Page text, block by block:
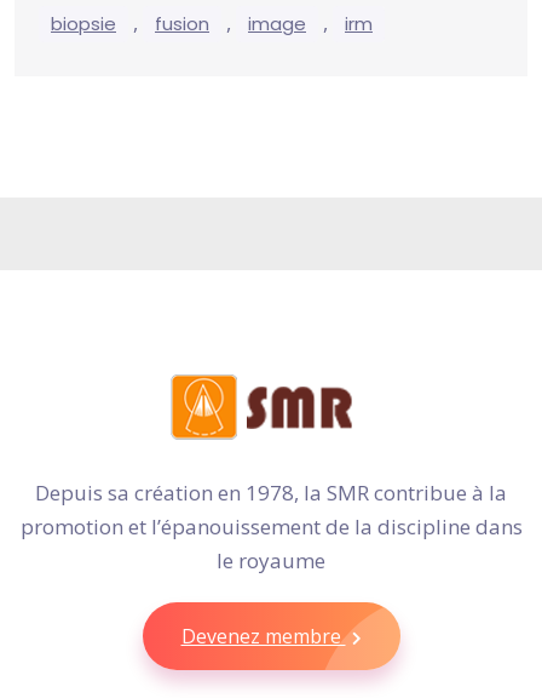
biopsie , fusion , image , irm
Depuis sa création en 1978, la SMR contribue à la
promotion et l’épanouissement de la discipline dans
le royaume
Devenez membre